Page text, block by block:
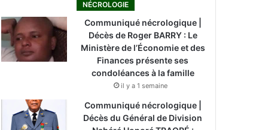
NÉCROLOGIE
Communiqué nécrologique |
Décès de Roger BARRY : Le
Ministère de l’Économie et des
Finances présente ses
condoléances à la famille
il y a 1 semaine
Communiqué nécrologique |
Décès du Général de Division